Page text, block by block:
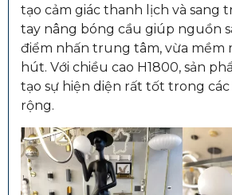
tạo cảm giác thanh lịch và sang
tay nâng bóng cầu giúp nguồn
điểm nhấn trung tâm, vừa mềm
hút. Với chiều cao H1800, sản
tạo sự hiện diện rất tốt trong
rộng.